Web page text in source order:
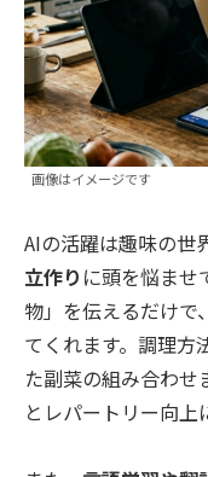
画像はイメージです
AIの活躍は趣味の世
立作り に頭を悩ませ
物」を伝えるだけで
てくれます。調理方
た副菜の組み合わせ
とレパートリー向上